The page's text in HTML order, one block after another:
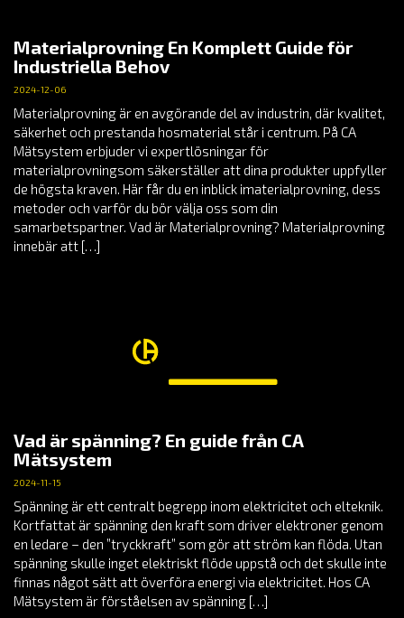
Materialprovning En Komplett Guide för
Industriella Behov
2024-12-06
Materialprovning är en avgörande del av industrin, där kvalitet,
säkerhet och prestanda hosmaterial står i centrum. På CA
Mätsystem erbjuder vi expertlösningar för
materialprovningsom säkerställer att dina produkter uppfyller
de högsta kraven. Här får du en inblick imaterialprovning, dess
metoder och varför du bör välja oss som din
samarbetspartner. Vad är Materialprovning? Materialprovning
innebär att […]
Vad är spänning? En guide från CA
Mätsystem
2024-11-15
Spänning är ett centralt begrepp inom elektricitet och elteknik.
Kortfattat är spänning den kraft som driver elektroner genom
en ledare – den ”tryckkraft” som gör att ström kan flöda. Utan
spänning skulle inget elektriskt flöde uppstå och det skulle inte
finnas något sätt att överföra energi via elektricitet. Hos CA
Mätsystem är förståelsen av spänning […]